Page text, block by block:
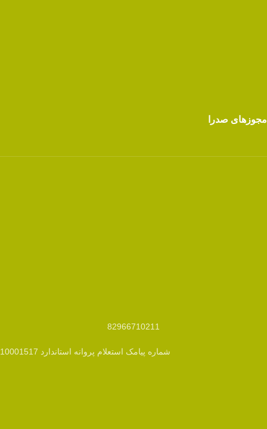
مجوزهای صدرا
82966710211
شماره پیامک استعلام پروانه استاندارد 10001517